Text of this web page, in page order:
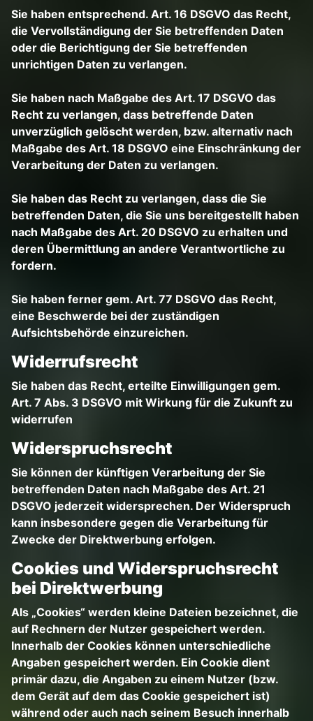
Sie haben entsprechend. Art. 16 DSGVO das Recht,
die Vervollständigung der Sie betreffenden Daten
oder die Berichtigung der Sie betreffenden
unrichtigen Daten zu verlangen.
Sie haben nach Maßgabe des Art. 17 DSGVO das
Recht zu verlangen, dass betreffende Daten
unverzüglich gelöscht werden, bzw. alternativ nach
Maßgabe des Art. 18 DSGVO eine Einschränkung der
Verarbeitung der Daten zu verlangen.
Sie haben das Recht zu verlangen, dass die Sie
betreffenden Daten, die Sie uns bereitgestellt haben
nach Maßgabe des Art. 20 DSGVO zu erhalten und
deren Übermittlung an andere Verantwortliche zu
fordern.
Sie haben ferner gem. Art. 77 DSGVO das Recht,
eine Beschwerde bei der zuständigen
Aufsichtsbehörde einzureichen.
Widerrufsrecht
Sie haben das Recht, erteilte Einwilligungen gem.
Art. 7 Abs. 3 DSGVO mit Wirkung für die Zukunft zu
widerrufen
Widerspruchsrecht
Sie können der künftigen Verarbeitung der Sie
betreffenden Daten nach Maßgabe des Art. 21
DSGVO jederzeit widersprechen. Der Widerspruch
kann insbesondere gegen die Verarbeitung für
Zwecke der Direktwerbung erfolgen.
Cookies und Widerspruchsrecht
bei Direktwerbung
Als „Cookies“ werden kleine Dateien bezeichnet, die
auf Rechnern der Nutzer gespeichert werden.
Innerhalb der Cookies können unterschiedliche
Angaben gespeichert werden. Ein Cookie dient
primär dazu, die Angaben zu einem Nutzer (bzw.
dem Gerät auf dem das Cookie gespeichert ist)
während oder auch nach seinem Besuch innerhalb